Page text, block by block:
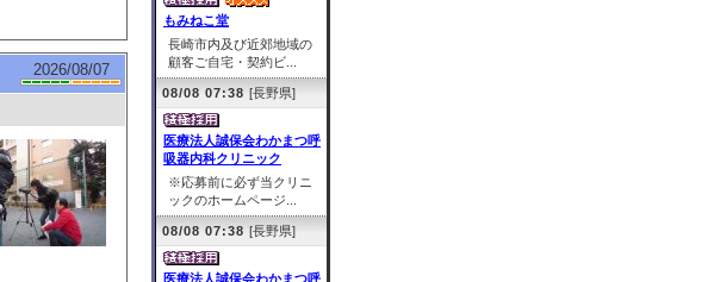
2026/08/07
もみねこ堂
長崎市内及び近郊地域の
顧客ご自宅・契約ビ...
08/08 07:38 [長野県]
医療法人誠保会わかまつ呼
吸器内科クリニック
※応募前に必ず当クリニ
ックのホームページ...
08/08 07:38 [長野県]
医療法人誠保会わかまつ呼